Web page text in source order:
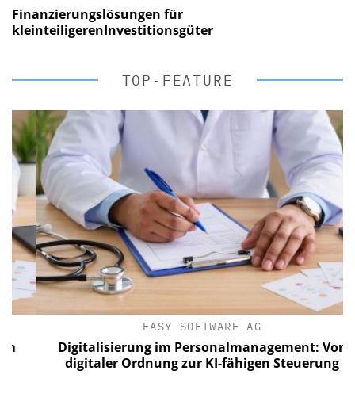
Finanzierungslösungen für
kleinteiligerenInvestitionsgüter
TOP-FEATURE
EASY SOFTWARE AG
Digitalisierung im Personalmanagement: Von
digitaler Ordnung zur KI-fähigen Steuerung